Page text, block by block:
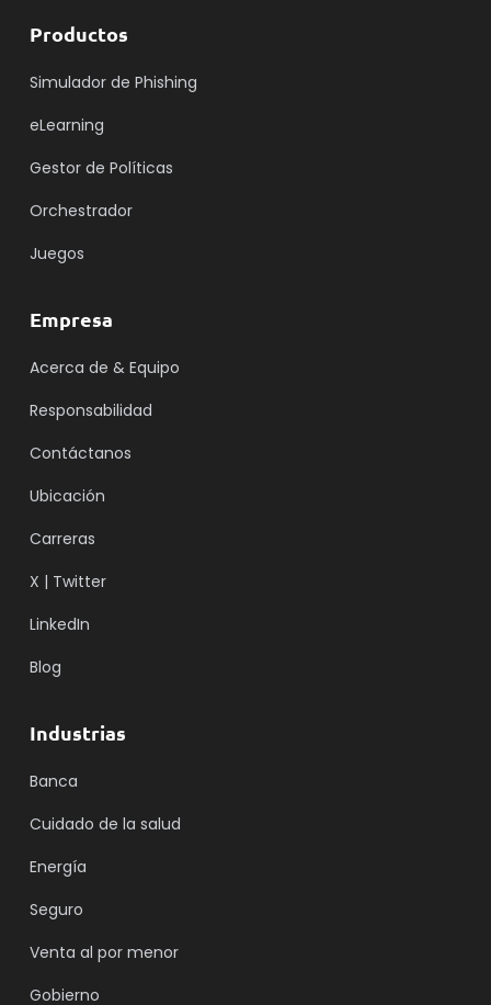
Productos
Simulador de Phishing
eLearning
Gestor de Políticas
Orchestrador
Juegos
Empresa
Acerca de & Equipo
Responsabilidad
Contáctanos
Ubicación
Carreras
X | Twitter
LinkedIn
Blog
Industrias
Banca
Cuidado de la salud
Energía
Seguro
Venta al por menor
Gobierno